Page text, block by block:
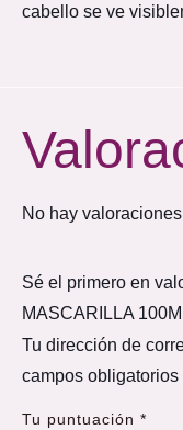
cabello se ve
No hay
Sé el primero en
MASCARILLA
Tu dirección de
campos
Tu puntuación *